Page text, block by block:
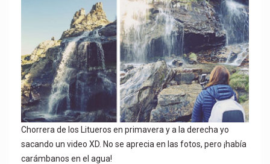
Chorrera de los Litueros en primavera y a la derecha yo
sacando un video XD. No se aprecia en las fotos, pero ¡había
carámbanos en el agua!